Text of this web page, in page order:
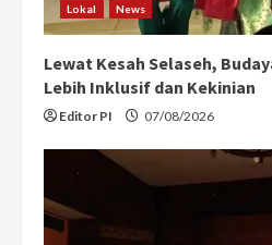
Lokal News
Lewat Kesah Selaseh,
Lebih Inklusif dan Kekinian
Editor PI 07/08/2026